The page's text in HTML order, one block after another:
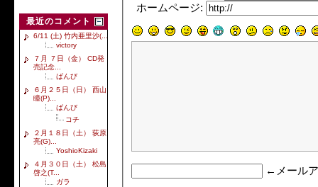
最近のコメント
6/11 (土) 竹内亜里沙(...
victory
７月 ７日（金） CD発
売記念...
ばんび
６月２５日（日） 西山
瞳(P)...
ばんび
コチ
２月１８日（土） 荻原
亮(G)...
YoshioKizaki
４月３０日（土） 松島
啓之(T...
ガラ
ホームページ:
←メール